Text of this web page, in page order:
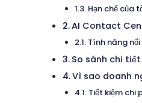
Hạn chế của
AI Contact
Tính năng
So sánh chi
Vì sao doanh
Tiết kiệm chi